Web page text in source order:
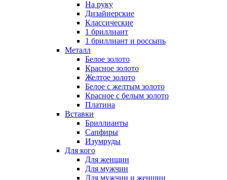
На руку
Дизайнерские
Классические
1 бриллиант
1 бриллиант и россыпь
Металл
Белое золото
Красное золото
Желтое золото
Белое с желтым золото
Красное с белым золото
Платина
Вставки
Бриллианты
Сапфиры
Изумруды
Для кого
Для женщин
Для мужчин
Для мужчин и женщин